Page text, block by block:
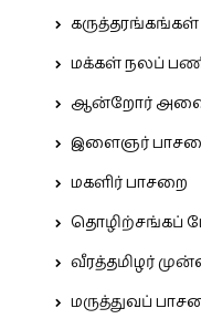
கருத்தரங்கங்கள்
மக்கள் நலப்
ஆன்றோர்
இளைஞர்
மகளிர் பாசறை
தொழிற்சங்கப்
வீரத்தமிழர்
மருத்துவப்